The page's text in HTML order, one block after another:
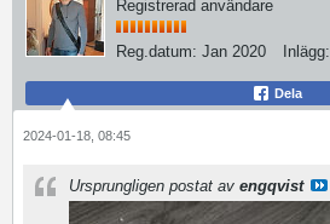
Registrerad användare
Reg.datum: Jan 2020 Inlägg:
Dela
2024-01-18, 08:45
Ursprungligen postat av engqvist